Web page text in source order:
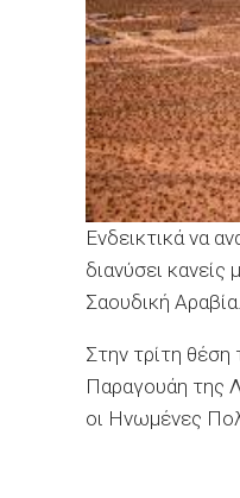
Ενδεικτικά να
διανύσει
Σαουδική Αραβία.
Στην τρίτη
Παραγουάη της
οι Ηνωμένες